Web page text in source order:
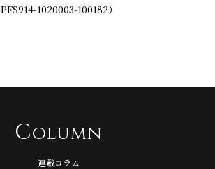
PFS914-1020003-100182）
Column
連載コラム